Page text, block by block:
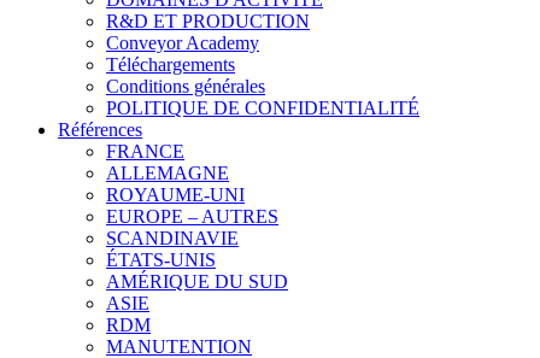
R&D ET PRODUCTION
Conveyor Academy
Téléchargements
Conditions générales
POLITIQUE DE CONFIDENTIALITÉ
Références
FRANCE
ALLEMAGNE
ROYAUME-UNI
EUROPE – AUTRES
SCANDINAVIE
ÉTATS-UNIS
AMÉRIQUE DU SUD
ASIE
RDM
MANUTENTION